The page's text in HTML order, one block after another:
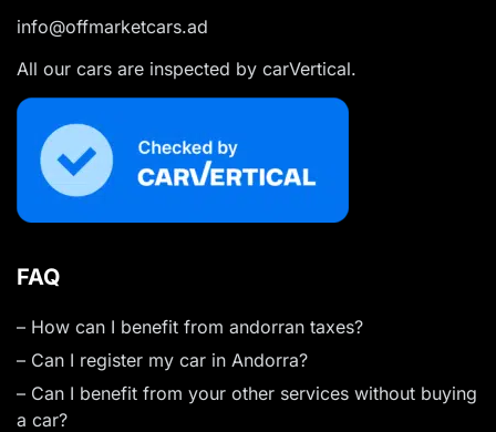
info@offmarketcars.ad
All our cars are inspected by carVertical.
FAQ
– How can I benefit from andorran taxes?
– Can I register my car in Andorra?
– Can I benefit from your other services without buying
a car?